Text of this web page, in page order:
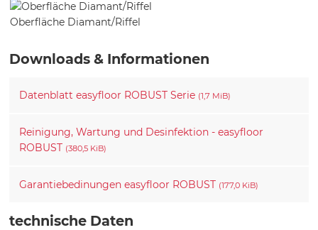
Oberfläche Diamant/Riffel
Downloads & Informationen
Datenblatt easyfloor ROBUST Serie (1,7 MiB)
Reinigung, Wartung und Desinfektion - easyfloor
ROBUST (380,5 KiB)
Garantiebedinungen easyfloor ROBUST (177,0 KiB)
technische Daten